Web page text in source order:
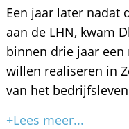
Een jaar later nadat
aan de LHN, kwam
binnen drie jaar
willen realiseren in
van het
+Lees meer...